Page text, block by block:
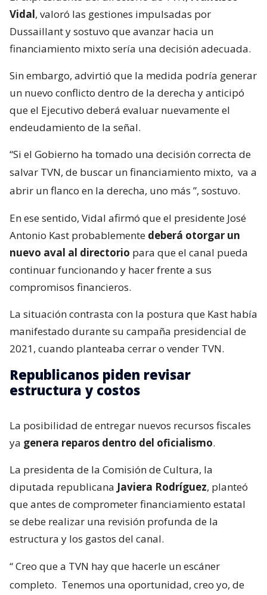
Vidal, valoró las gestiones impulsadas por
Dussaillant y sostuvo que avanzar hacia un
financiamiento mixto sería una decisión adecuada.
Sin embargo, advirtió que la medida podría generar
un nuevo conflicto dentro de la derecha y anticipó
que el Ejecutivo deberá evaluar nuevamente el
endeudamiento de la señal.
“Si el Gobierno ha tomado una decisión correcta de
salvar TVN, de buscar un financiamiento mixto, va a
abrir un flanco en la derecha, uno más ”, sostuvo.
En ese sentido, Vidal afirmó que el presidente José
Antonio Kast probablemente deberá otorgar un
nuevo aval al directorio para que el canal pueda
continuar funcionando y hacer frente a sus
compromisos financieros.
La situación contrasta con la postura que Kast había
manifestado durante su campaña presidencial de
2021, cuando planteaba cerrar o vender TVN.
Republicanos piden revisar
estructura y costos
La posibilidad de entregar nuevos recursos fiscales
ya genera reparos dentro del oficialismo.
La presidenta de la Comisión de Cultura, la
diputada republicana Javiera Rodríguez, planteó
que antes de comprometer financiamiento estatal
se debe realizar una revisión profunda de la
estructura y los gastos del canal.
“Creo que a TVN hay que hacerle un escáner
completo. Tenemos una oportunidad, creo yo, de